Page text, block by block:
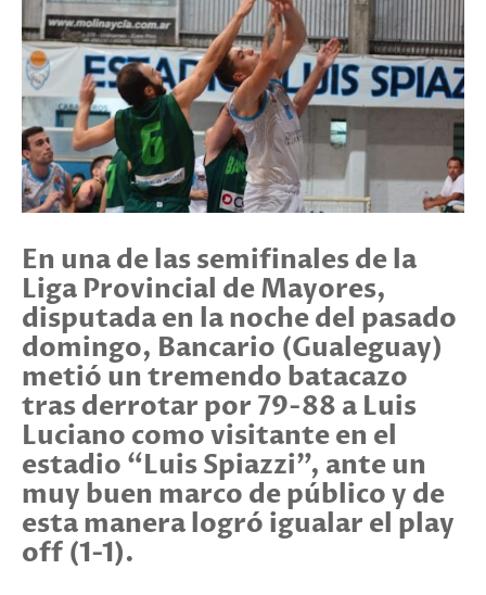
En una de las semifinales de la
Liga Provincial de Mayores,
disputada en la noche del pasado
domingo, Bancario (Gualeguay)
metió un tremendo batacazo
tras derrotar por 79-88 a Luis
Luciano como visitante en el
estadio “Luis Spiazzi”, ante un
muy buen marco de público y de
esta manera logró igualar el play
off (1-1).